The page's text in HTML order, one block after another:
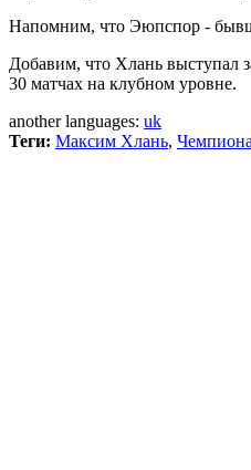
Напомним, что Эюпспор -
Добавим, что Хлань выступал
30 матчах на клубном уровне.
another languages: uk
Теги: Максим Хлань,